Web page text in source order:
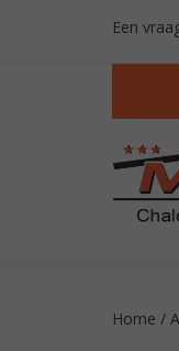
Een
Home /